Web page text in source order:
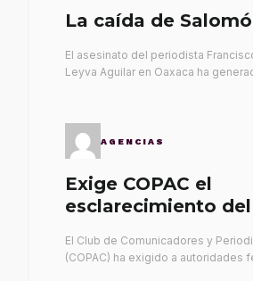
La caída de
El asesinato del periodista
Leyva Aguilar en Oaxaca ha
AGENCIAS
Exige COPAC el
esclarecimiento
El Club de Comunicadores y
(COPAC) ha exigido a autoridades